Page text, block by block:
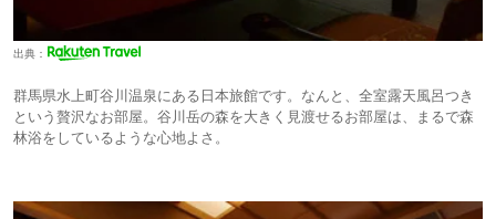
出典：
群馬県水上町谷川温泉にある日本旅館です。なんと、全室露天風呂つき
という贅沢なお部屋。谷川岳の森を大きく見渡せるお部屋は、まるで森
林浴をしているような心地よさ。